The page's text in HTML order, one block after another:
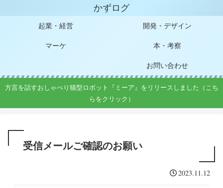
かずログ
起業・経営 開発・デザイン
マーケ 本・考察
お問い合わせ
方言を話すおしゃべり猫型ロボット『ミーア』をリリースしました（こち
らをクリック）
受信メールご確認のお願い
2023.11.12